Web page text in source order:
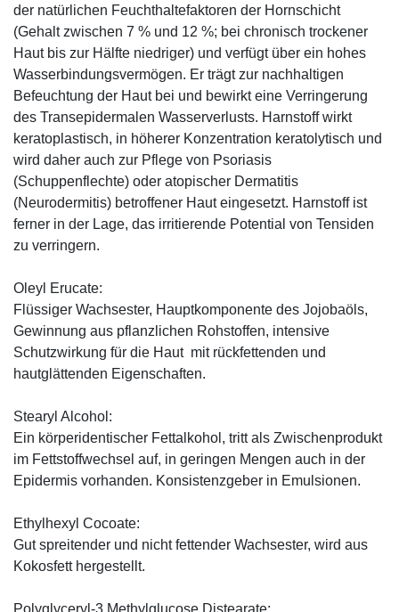
der natürlichen Feuchthaltefaktoren der Hornschicht
(Gehalt zwischen 7 % und 12 %; bei chronisch trockener
Haut bis zur Hälfte niedriger) und verfügt über ein hohes
Wasserbindungsvermögen. Er trägt zur nachhaltigen
Befeuchtung der Haut bei und bewirkt eine Verringerung
des Transepidermalen Wasserverlusts. Harnstoff wirkt
keratoplastisch, in höherer Konzentration keratolytisch und
wird daher auch zur Pflege von Psoriasis
(Schuppenflechte) oder atopischer Dermatitis
(Neurodermitis) betroffener Haut eingesetzt. Harnstoff ist
ferner in der Lage, das irritierende Potential von Tensiden
zu verringern.
Oleyl Erucate:
Flüssiger Wachsester, Hauptkomponente des Jojobaöls,
Gewinnung aus pflanzlichen Rohstoffen, intensive
Schutzwirkung für die Haut mit rückfettenden und
hautglättenden Eigenschaften.
Stearyl Alcohol:
Ein körperidentischer Fettalkohol, tritt als Zwischenprodukt
im Fettstoffwechsel auf, in geringen Mengen auch in der
Epidermis vorhanden. Konsistenzgeber in Emulsionen.
Ethylhexyl Cocoate:
Gut spreitender und nicht fettender Wachsester, wird aus
Kokosfett hergestellt.
Polyglyceryl-3 Methylglucose Distearate: